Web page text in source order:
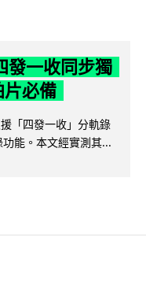
發一收同步獨
必備
「四發一收」分軌錄
能。本文經實測其...